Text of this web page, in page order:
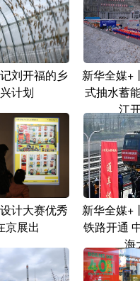
刘开福的乡
计划
新华全媒+
式抽水蓄
江
计大赛优秀
京展出
新华全媒+
铁路开通
海